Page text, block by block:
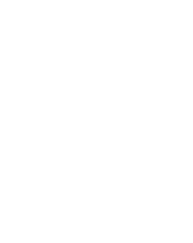
ecosistemes